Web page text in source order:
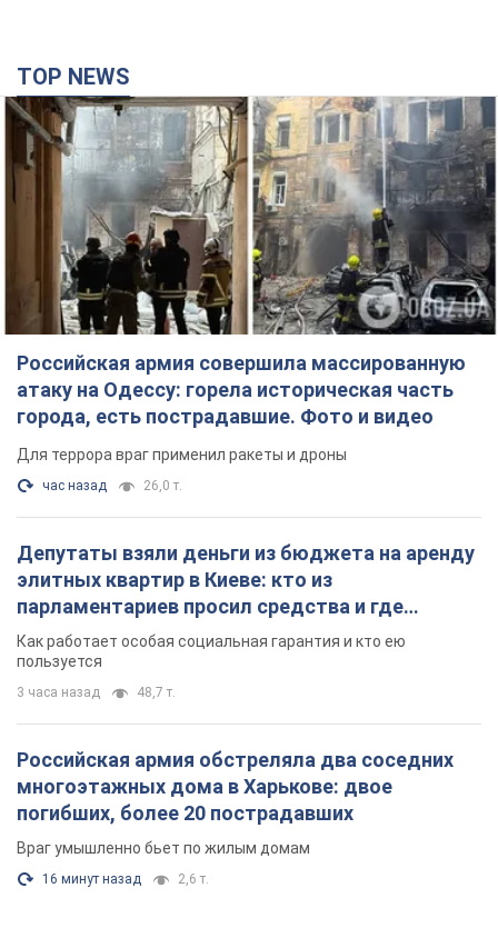
TOP NEWS
Российская армия совершила массированную
атаку на Одессу: горела историческая часть
города, есть пострадавшие. Фото и видео
Для террора враг применил ракеты и дроны
час назад 26,0 т.
Депутаты взяли деньги из бюджета на аренду
элитных квартир в Киеве: кто из
парламентариев просил средства и где
поселился
Как работает особая социальная гарантия и кто ею
пользуется
3 часа назад 48,7 т.
Российская армия обстреляла два соседних
многоэтажных дома в Харькове: двое
погибших, более 20 пострадавших
Враг умышленно бьет по жилым домам
16 минут назад 2,6 т.